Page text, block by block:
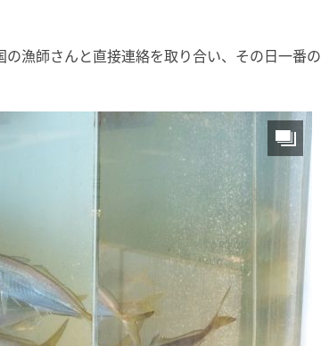
漁師さんと直接連絡を取り合い、その日一番の